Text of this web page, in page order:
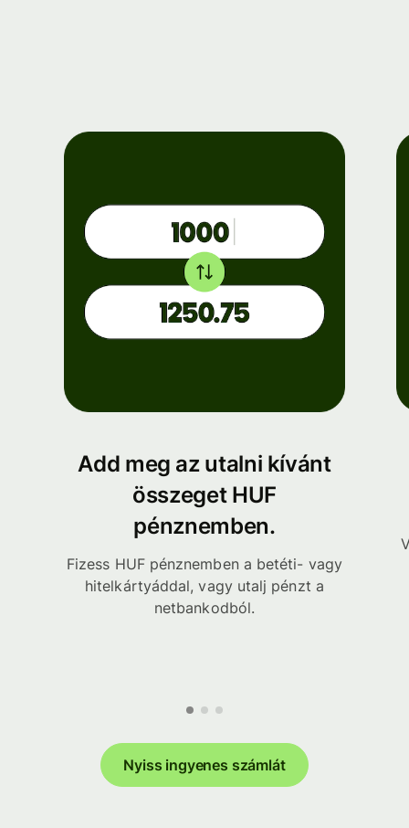
Add meg az utalni kívánt
összeget HUF
pénznemben.
Fizess HUF pénznemben a betéti- vagy
hitelkártyáddal, vagy utalj pénzt a
netbankodból.
Nyiss ingyenes számlát